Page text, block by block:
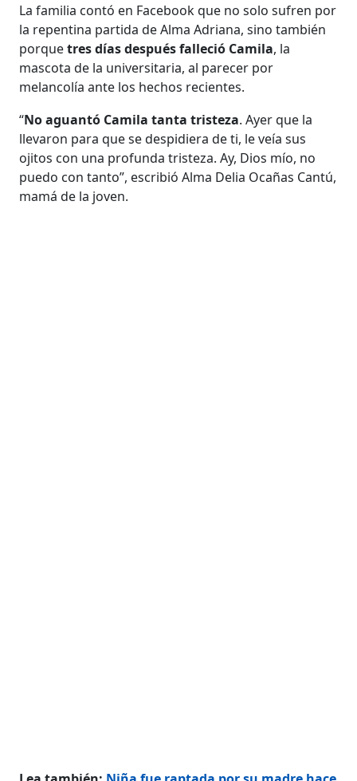
La familia contó en Facebook que no solo sufren por
la repentina partida de Alma Adriana, sino también
porquetres días después falleció Camila, la
mascota de la universitaria, al parecer por
melancolía ante los hechos recientes.
“No aguantó Camila tanta tristeza. Ayer que la
llevaron para que se despidiera de ti, le veía sus
ojitos con una profunda tristeza. Ay, Dios mío, no
puedo con tanto”, escribió Alma Delia Ocañas Cantú,
mamá de la joven.